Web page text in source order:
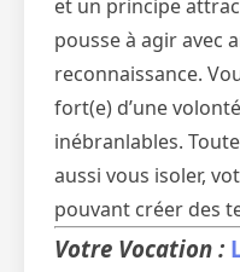
et un principe
pousse à agir avec
reconnaissance.
fort(e) d’une
inébranlables.
aussi vous isoler,
pouvant créer des
Votre Vocation :